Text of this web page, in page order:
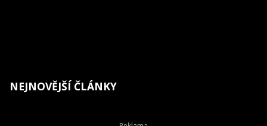
NEJNOVĚJŠÍ ČLÁNKY